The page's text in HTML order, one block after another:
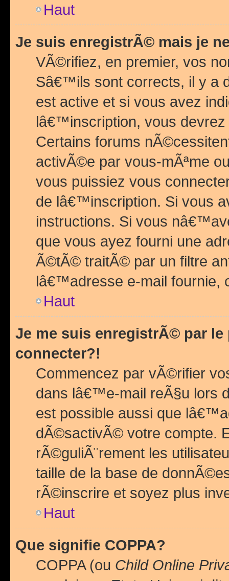
Haut
Je suis enregistrÃ© mais je
VÃ©rifiez, en premier, vos
Sâ€™ils sont corrects, il y a
est active et si vous avez
lâ€™inscription, vous
Certains forums
activÃ©e par vous-mÃªme
vous puissiez vous
de lâ€™inscription. Si vous
instructions. Si vous
que vous ayez fourni une
Ã©tÃ© traitÃ© par un filtre
lâ€™adresse e-mail fournie,
Haut
Je me suis enregistrÃ© par
connecter?!
Commencez par vÃ©rifier
dans lâ€™e-mail reÃ§u lors
est possible aussi que
dÃ©sactivÃ© votre compte.
rÃ©guliÃ¨rement les
taille de la base de
rÃ©inscrire et soyez plus
Haut
Que signifie COPPA?
COPPA (ou Child Online